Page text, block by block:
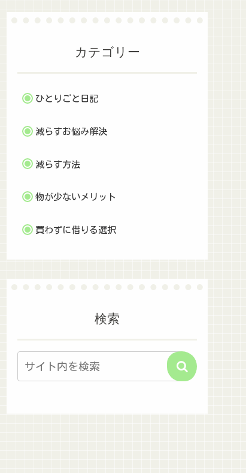
カテゴリー
ひとりごと日記
減らすお悩み解決
減らす方法
物が少ないメリット
買わずに借りる選択
検索